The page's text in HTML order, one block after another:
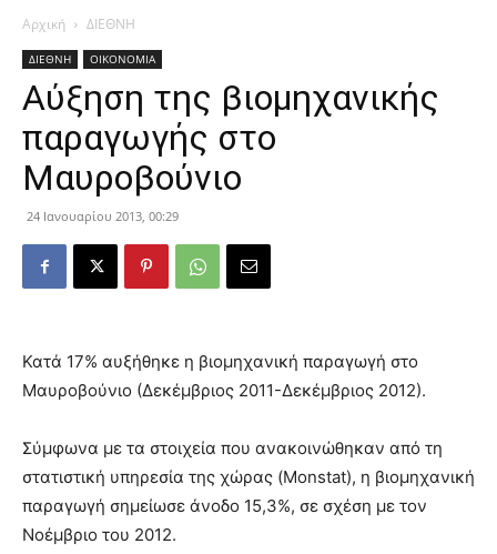
Αρχική ΔΙΕΘΝΗ
ΔΙΕΘΝΗ ΟΙΚΟΝΟΜΙΑ
Αύξηση της βιομηχανικής
παραγωγής στο
Μαυροβούνιο
24 Ιανουαρίου 2013, 00:29
Κατά 17% αυξήθηκε η βιομηχανική παραγωγή στο
Μαυροβούνιο (Δεκέμβριος 2011-Δεκέμβριος 2012).
Σύμφωνα με τα στοιχεία που ανακοινώθηκαν από τη
στατιστική υπηρεσία της χώρας (Monstat), η βιομηχανική
παραγωγή σημείωσε άνοδο 15,3%, σε σχέση με τον
Νοέμβριο του 2012.